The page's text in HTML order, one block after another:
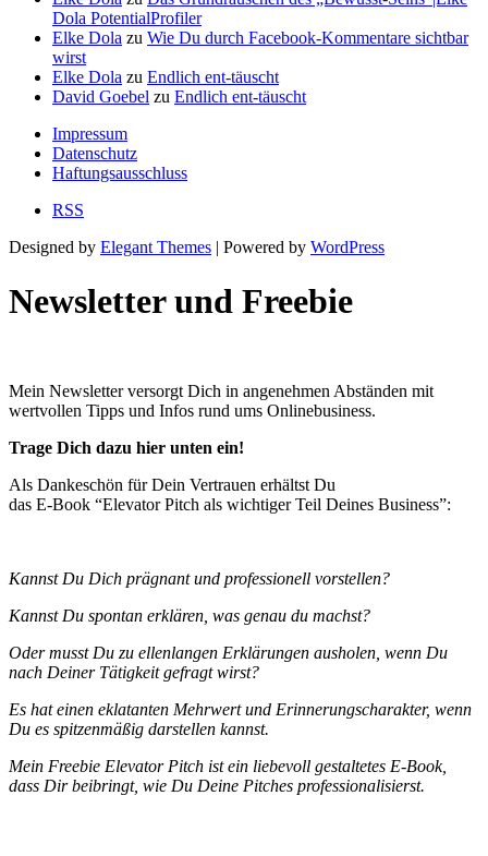
Dola PotentialProfiler
Elke Dola zu Wie Du durch Facebook-Kommentare sichtbar
wirst
Elke Dola zu Endlich ent-täuscht
David Goebel zu Endlich ent-täuscht
Impressum
Datenschutz
Haftungsausschluss
RSS
Designed by Elegant Themes | Powered by WordPress
Newsletter und Freebie
Mein Newsletter versorgt Dich in angenehmen Abständen mit
wertvollen Tipps und Infos rund ums Onlinebusiness.
Trage Dich dazu hier unten ein!
Als Dankeschön für Dein Vertrauen erhältst Du
das E-Book “Elevator Pitch als wichtiger Teil Deines Business”:
Kannst Du Dich prägnant und professionell vorstellen?
Kannst Du spontan erklären, was genau du machst?
Oder musst Du zu ellenlangen Erklärungen ausholen, wenn Du
nach Deiner Tätigkeit gefragt wirst?
Es hat einen eklatanten Mehrwert und Erinnerungscharakter, wenn
Du es spitzenmäßig darstellen kannst.
Mein Freebie Elevator Pitch ist ein liebevoll gestaltetes E-Book,
dass Dir beibringt, wie Du Deine Pitches professionalisierst.